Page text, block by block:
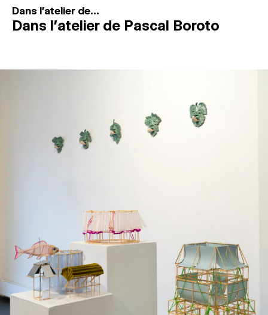
Dans l'atelier de...
Dans l’atelier de Pascal Boroto